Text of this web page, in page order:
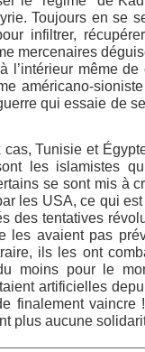
Toujours en se
infiltrer,
mercenaires
l’intérieur même
américano-
qui essaie de
Tunisie et
les islamistes
se sont mis à
les USA, ce qui
des tentatives
les avaient pas
ils les ont
moins pour le
artificielles
finalement vaincre
plus aucune